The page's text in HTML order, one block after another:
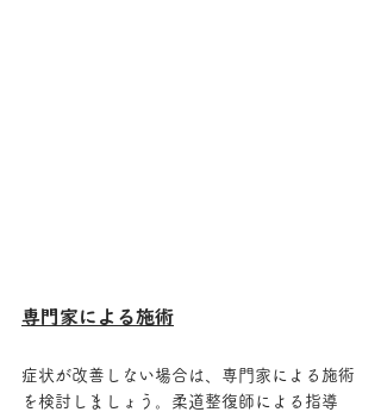
専門家による施術
症状が改善しない場合は、専門家による施術
を検討しましょう。柔道整復師による指導